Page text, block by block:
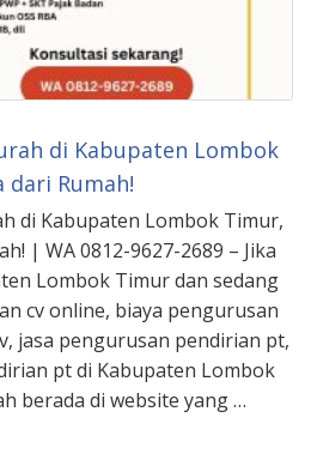
di Kabupaten Lombok
dari Rumah!
di Kabupaten Lombok Timur,
| WA 0812-9627-2689 – Jika
Lombok Timur dan sedang
cv online, biaya pengurusan
jasa pengurusan pendirian pt,
pt di Kabupaten Lombok
berada di website yang …